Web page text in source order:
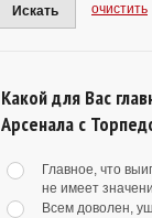
Искать очистить
Какой для Вас
Арсенала с
Главное, что
не имеет
Всем доволен,